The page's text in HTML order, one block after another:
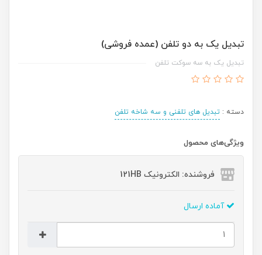
تبدیل یک به دو تلفن (عمده فروشی)
تبدیل یک به سه سوکت تلفن
دسته : تبدیل های تلفنی و سه شاخه تلفن
ویژگی‌های محصول
فروشنده: الکترونیک 121HB
آماده ارسال